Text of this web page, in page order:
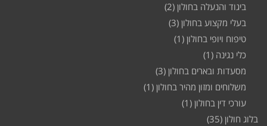
ביגוד והנעלה בחולון (2)
בעלי מקצוע בחולון (3)
טיפוח ויופי בחולון (1)
כלי נגינה (1)
מסעדות ובארים בחולון (3)
משלוחים ומזון מהיר בחולון (1)
עורכי דין בחולון (1)
בלוג חולון (35)